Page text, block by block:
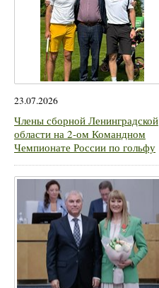
23.07.2026
Члены сборной Ленинградской
области на 2-ом Командном
Чемпионате России по гольфу